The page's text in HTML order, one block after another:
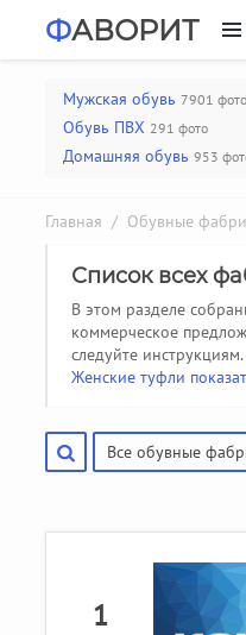
ФАВОРИТ
Мужская обувь 7901 фото
Обувь ПВХ 291 фото
Домашняя обувь 953
Главная / Обувные
Список всех
В этом разделе
коммерческое
следуйте инструкциям.
Женские туфли
Все обувные
1